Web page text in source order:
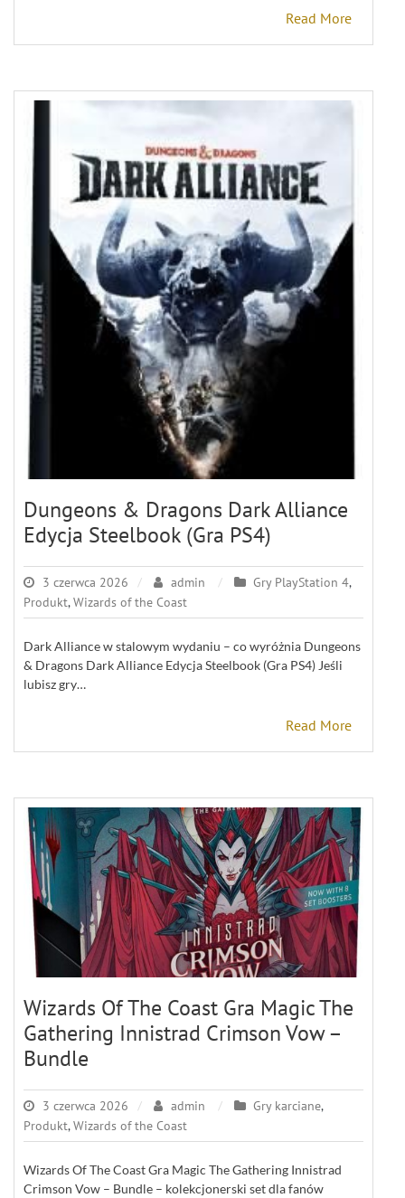
Read More
Dungeons & Dragons Dark Alliance
Edycja Steelbook (Gra PS4)
3 czerwca 2026 admin Gry PlayStation 4,
Produkt,Wizards of the Coast
Dark Alliance w stalowym wydaniu – co wyróżnia Dungeons
& Dragons Dark Alliance Edycja Steelbook (Gra PS4) Jeśli
lubisz gry…
Read More
Wizards Of The Coast Gra Magic The
Gathering Innistrad Crimson Vow –
Bundle
3 czerwca 2026 admin Gry karciane,
Produkt,Wizards of the Coast
Wizards Of The Coast Gra Magic The Gathering Innistrad
Crimson Vow – Bundle – kolekcjonerski set dla fanów